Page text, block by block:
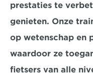
prestaties te
genieten. Onze
op wetenschap en
waardoor ze
fietsers van alle